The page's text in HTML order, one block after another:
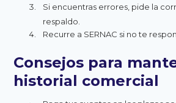
Si encuentras errores, pide la
respaldo.
Recurre a SERNAC si no te
Consejos para
historial comercial